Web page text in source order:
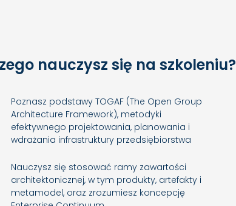
nauczysz się na szkoleniu?
Poznasz podstawy TOGAF (The Open Group
Architecture Framework), metodyki
efektywnego projektowania, planowania i
wdrażania infrastruktury przedsiębiorstwa
Nauczysz się stosować ramy zawartości
architektonicznej, w tym produkty, artefakty i
metamodel, oraz zrozumiesz koncepcję